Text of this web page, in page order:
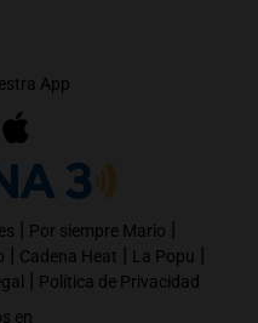
App
| Por siempre Mario |
| Cadena Heat | La Popu |
| Política de Privacidad
en